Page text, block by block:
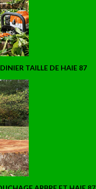
TAILLE DE HAIE 87